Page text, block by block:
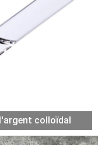
colloïdal